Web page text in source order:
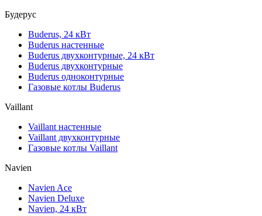
Будерус
Buderus, 24 кВт
Buderus настенные
Buderus двухконтурные, 24 кВт
Buderus двухконтурные
Buderus одноконтурные
Газовые котлы Buderus
Vaillant
Vaillant настенные
Vaillant двухконтурные
Газовые котлы Vaillant
Navien
Navien Ace
Navien Deluxe
Navien, 24 кВт